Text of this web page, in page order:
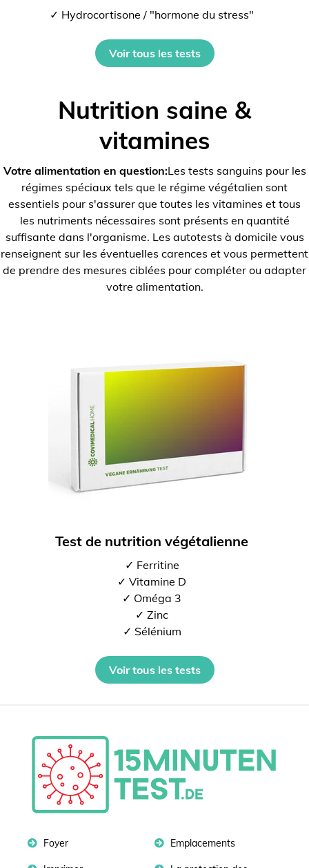
✓ Hydrocortisone / "hormone du stress"
Voir tous les tests
Nutrition saine &
vitamines
Votre alimentation en question:Les tests sanguins pour les
régimes spéciaux tels que le régime végétalien sont
essentiels pour s'assurer que toutes les vitamines et tous
les nutriments nécessaires sont présents en quantité
suffisante dans l'organisme. Les autotests à domicile vous
renseignent sur les éventuelles carences et vous permettent
de prendre des mesures ciblées pour compléter ou adapter
votre alimentation.
Test de nutrition végétalienne
✓ Ferritine
✓ Vitamine D
✓ Oméga 3
✓ Zinc
✓ Sélénium
Voir tous les tests
Foyer Emplacements